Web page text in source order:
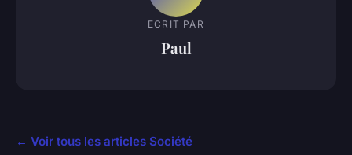
ECRIT PAR
Paul
← Voir tous les articles Société